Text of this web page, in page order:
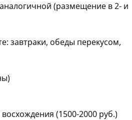
(размещение в 2- и
завтраки, обеды перекусом,
(1500-2000 руб.)